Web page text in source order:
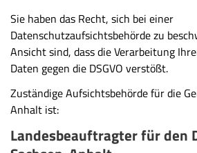
Sie haben das Recht, sich bei einer
Datenschutzaufsichtsbehörde zu
Ansicht sind, dass die Verarbeitung
Daten gegen die DSGVO verstößt.
Zuständige Aufsichtsbehörde für die
Anhalt ist:
Landesbeauftragter für den